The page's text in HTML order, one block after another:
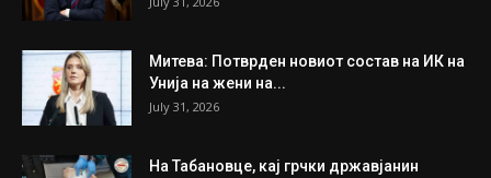
Митева: Потврден новиот состав на ИК на
Унија на жени на...
July 31, 2026
На Табановце, кај грчки државјанин